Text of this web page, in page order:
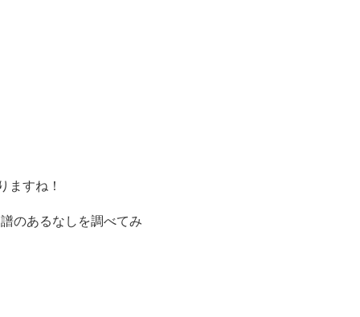
ますね！
のあるなしを調べてみ